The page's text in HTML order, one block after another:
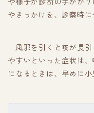
やきっかけを、診察時に
風邪を引くと咳が長引
やすいといった症状は
になるときは、早めに